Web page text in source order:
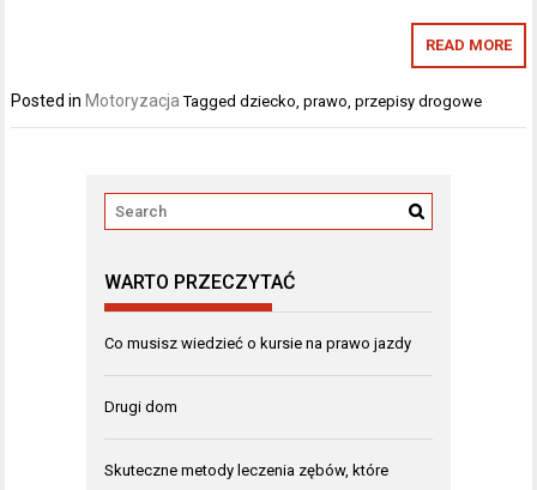
READ MORE
Posted in Motoryzacja Taggeddziecko ,prawo ,przepisy drogowe
WARTO PRZECZYTAĆ
Co musisz wiedzieć o kursie na prawo jazdy
Drugi dom
Skuteczne metody leczenia zębów, które